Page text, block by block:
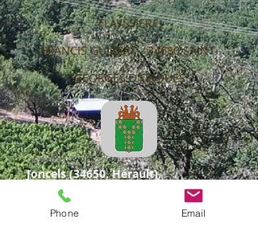
FLAYSSIERE)
FRANCIS GUIBERT - 34680 SAINT-
GEORGES D'ORQUES
Joncels (34650, Hérault)​.
Joncels est une commune française située
dans le département de l'Hérault en région
Occitanie.
Phone Email